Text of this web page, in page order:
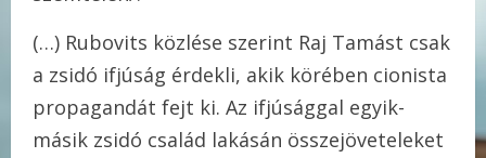
(…) Rubovits közlése szerint Raj Tamást csak
a zsidó ifjúság érdekli, akik körében cionista
propagandát fejt ki. Az ifjúsággal egyik-
másik zsidó család lakásán összejöveteleket